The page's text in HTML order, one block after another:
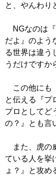
と、やんわり
NGなのは『
だよ』のよう
る世界は違う
うだけです
この他にも
と伝える『プ
プロとしてど
の？』とも言
また、虎の
ている人を挙
ょ？』と攻め